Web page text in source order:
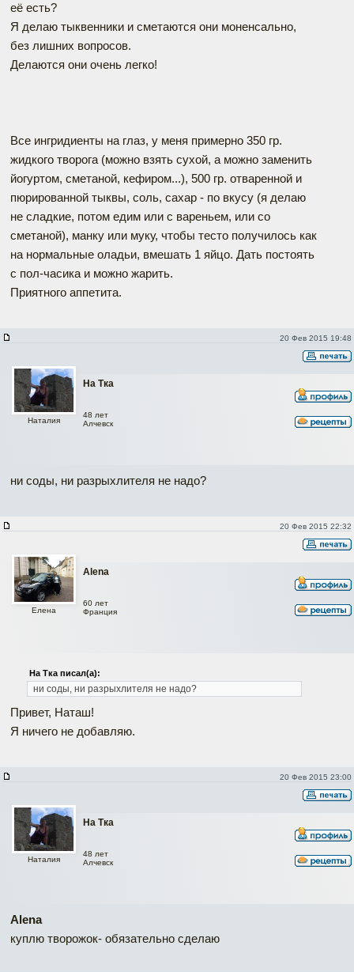
её есть?
Я делаю тыквенники и сметаются они моненсaльно,
без лишних вопроcoв.
Делаются они очень легко!
Все ингридиенты на глаз, у меня примерно 350 гр.
жидкого творога (можно взять сухой, а можно заменить
йогуртом, сметаной, кефиром...), 500 гр. отваренной и
пюрированной тыквы, соль, сахар - по вкусу (я делаю
не сладкие, потом едим или с вареньем, или со
сметаной), манку или муку, чтобы тесто получилось как
на нормальные оладьи, вмешать 1 яйцо. Дать постоять
с пол-часика и можно жарить.
Приятного аппетита.
20 Фев 2015 19:48
На Тка
Наталия
48 лет
Алчевск
ни соды, ни разрыхлителя не надо?
20 Фев 2015 22:32
Alena
Елена
60 лет
Франция
На Тка писал(а):
ни соды, ни разрыхлителя не надо?
Привет, Наташ!
Я ничего не добавляю.
20 Фев 2015 23:00
На Тка
Наталия
48 лет
Алчевск
Alena
куплю творожок- обязательно сделаю